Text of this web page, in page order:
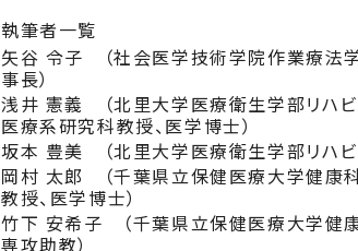
執筆者一覧
矢谷 令子 （社会医学技術学院作業療法学
事長）
浅井 憲義 （北里大学医療衛生学部リハ
医療系研究科教授、医学博士）
坂本 豊美 （北里大学医療衛生学部リハ
岡村 太郎 （千葉県立保健医療大学健康
教授、医学博士）
竹下 安希子 （千葉県立保健医療大学健
専攻助教）